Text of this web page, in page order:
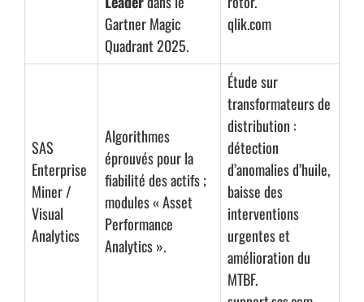
Gartner Magic
Quadrant 2025.
qlik.com
SAS
Enterprise
Miner /
Visual
Analytics
Algorithmes
éprouvés pour la
fiabilité des actifs ;
modules « Asset
Performance
Analytics ».
Étude sur
transformateurs de
distribution :
détection
d’anomalies d’huile,
baisse des
interventions
urgentes et
amélioration du
MTBF.